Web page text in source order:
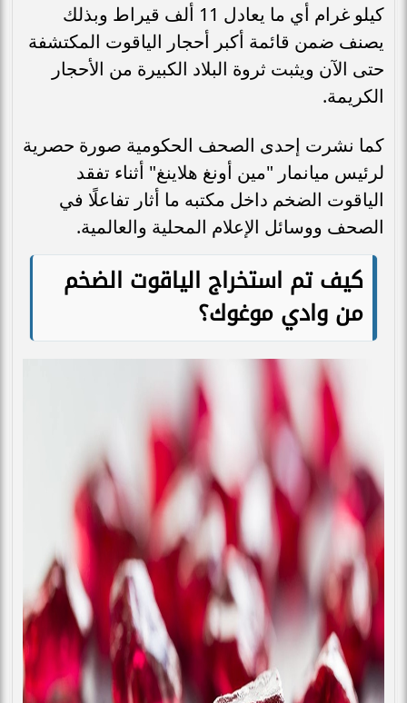
كيلو غرام أي ما يعادل 11 ألف قيراط وبذلك
يصنف ضمن قائمة أكبر أحجار الياقوت المكتشفة
حتى الآن ويثبت ثروة البلاد الكبيرة من الأحجار
الكريمة.
كما نشرت إحدى الصحف الحكومية صورة حصرية
لرئيس ميانمار "مين أونغ هلاينغ" أثناء تفقد
الياقوت الضخم داخل مكتبه ما أثار تفاعلًا في
الصحف ووسائل الإعلام المحلية والعالمية.
كيف تم استخراج الياقوت الضخم
من وادي موغوك؟